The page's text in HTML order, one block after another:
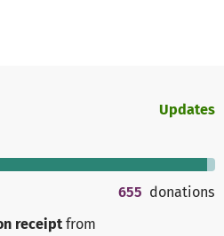
Updates
655 donations
receipt from